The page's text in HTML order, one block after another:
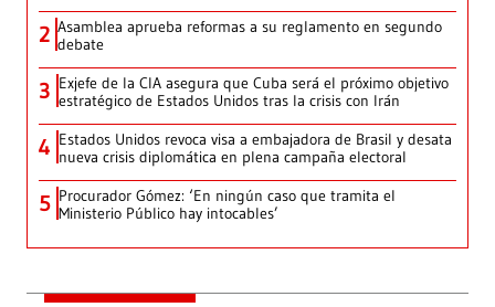
2 Asamblea aprueba reformas a su reglamento en segundo
debate
3 Exjefe de la CIA asegura que Cuba será el próximo objetivo
estratégico de Estados Unidos tras la crisis con Irán
4 Estados Unidos revoca visa a embajadora de Brasil y desata
nueva crisis diplomática en plena campaña electoral
5 Procurador Gómez: ‘En ningún caso que tramita el
Ministerio Público hay intocables’